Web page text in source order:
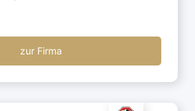
zur Firma